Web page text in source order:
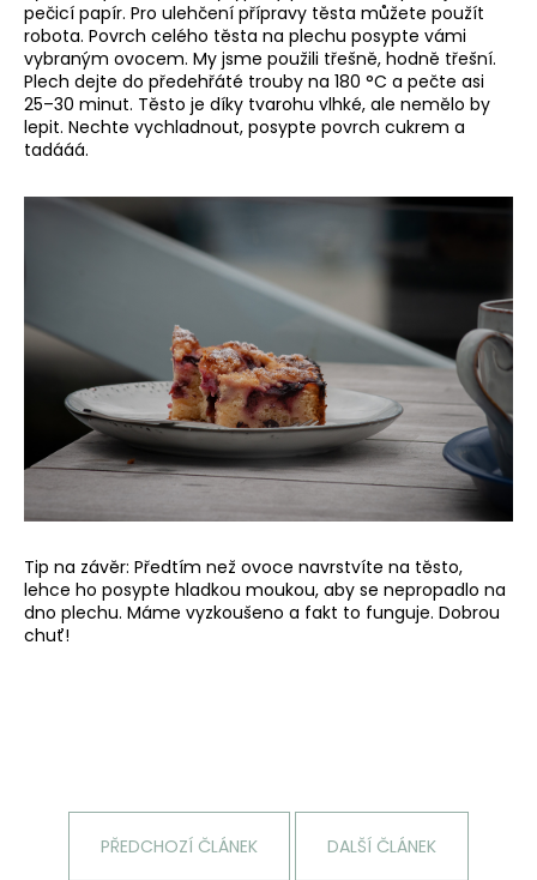
pečicí papír. Pro ulehčení přípravy těsta můžete použít
robota. Povrch celého těsta na plechu posypte vámi
vybraným ovocem. My jsme použili třešně, hodně třešní.
Plech dejte do předehřáté trouby na 180 °C a pečte asi
25–30 minut. Těsto je díky tvarohu vlhké, ale nemělo by
lepit. Nechte vychladnout, posypte povrch cukrem a
tadááá.
Tip na závěr: Předtím než ovoce navrstvíte na těsto,
lehce ho posypte hladkou moukou, aby se nepropadlo na
dno plechu. Máme vyzkoušeno a fakt to funguje. Dobrou
chuť!
PŘEDCHOZÍ ČLÁNEK DALŠÍ ČLÁNEK
HLEDAT
D
u
č
u
m
e